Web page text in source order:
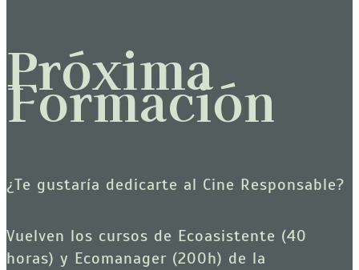
Próxima
Formación
¿Te gustaría dedicarte al Cine Responsable?
Vuelven los cursos de Ecoasistente (40
horas) y Ecomanager (200h) de la